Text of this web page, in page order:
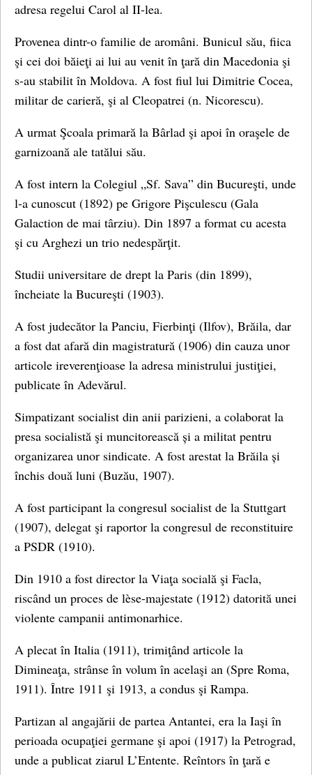
adresa regelui Carol al II-lea.
Provenea dintr-o familie de aromâni. Bunicul său, fiica
şi cei doi băieţi ai lui au venit în ţară din Macedonia şi
s-au stabilit în Moldova. A fost fiul lui Dimitrie Cocea,
militar de carieră, şi al Cleopatrei (n. Nicorescu).
A urmat Şcoala primară la Bârlad şi apoi în oraşele de
garnizoană ale tatălui său.
A fost intern la Colegiul „Sf. Sava” din Bucureşti, unde
l-a cunoscut (1892) pe Grigore Pişculescu (Gala
Galaction de mai târziu). Din 1897 a format cu acesta
şi cu Arghezi un trio nedespărţit.
Studii universitare de drept la Paris (din 1899),
încheiate la Bucureşti (1903).
A fost judecător la Panciu, Fierbinţi (Ilfov), Brăila, dar
a fost dat afară din magistratură (1906) din cauza unor
articole ireverenţioase la adresa ministrului justiţiei,
publicate în Adevărul.
Simpatizant socialist din anii parizieni, a colaborat la
presa socialistă şi muncitorească și a militat pentru
organizarea unor sindicate. A fost arestat la Brăila și
închis două luni (Buzău, 1907).
A fost participant la congresul socialist de la Stuttgart
(1907), delegat şi raportor la congresul de reconstituire
a PSDR (1910).
Din 1910 a fost director la Viaţa socială şi Facla,
riscând un proces de lèse-majestate (1912) datorită unei
violente campanii antimonarhice.
A plecat în Italia (1911), trimiţând articole la
Dimineaţa, strânse în volum în acelaşi an (Spre Roma,
1911). Între 1911 şi 1913, a condus şi Rampa.
Partizan al angajării de partea Antantei, era la Iaşi în
perioada ocupaţiei germane şi apoi (1917) la Petrograd,
unde a publicat ziarul L’Entente. Reîntors în ţară e